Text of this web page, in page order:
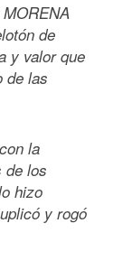
de
y valor que
de las
la
de los
hizo
y rogó